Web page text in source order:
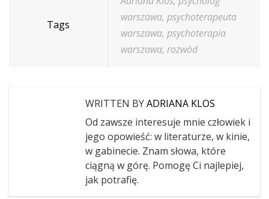
Tags
warszawa, psychoterapeuta
warszawa, psychoterapia
warszawa, rozwód
WRITTEN BYADRIANA KLOS
Od zawsze interesuje mnie człowiek i
jego opowieść: w literaturze, w kinie,
w gabinecie. Znam słowa, które
ciągną w górę. Pomogę Ci najlepiej,
jak potrafię.